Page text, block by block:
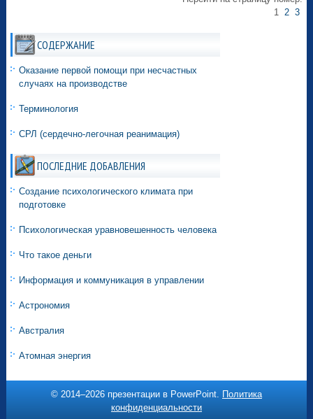
1 2 3
СОДЕРЖАНИЕ
Оказание первой помощи при несчастных
случаях на производстве
Терминология
СРЛ (сердечно-легочная реанимация)
ПОСЛЕДНИЕ ДОБАВЛЕНИЯ
Создание психологического климата при
подготовке
Психологическая уравновешенность человека
Что такое деньги
Информация и коммуникация в управлении
Астрономия
Австралия
Атомная энергия
© 2014–2026 презентации в PowerPoint.
Политика
конфиденциальности